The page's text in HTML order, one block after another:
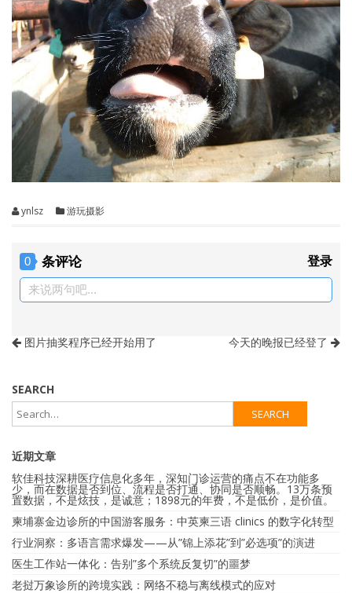
ynlsz 游玩摄影
0 条评论 登录
来说两句吧...
图片抽奖程序已经开始用了 今天的晚报已经登了
SEARCH
近期文章
软佳科技深耕医疗信息化多年，深知门诊运营的痛点不在功能多
少，而在数据是否到位、流程是否打通、协同是否顺畅。13万条预
置数据，不是炫技，是诚意；1898元的年费，不是低价，是价值。
柬埔寨金边诊所的中国游客服务：中英柬三语 clinics 的数字化转型
行业洞察：多语言需求爆发——从”锦上添花”到”必选项”的演进
医生工作站一体化：告别”多个系统反复切”的噩梦
老挝万象诊所的跨境实践：网络不稳与离线模式的应对